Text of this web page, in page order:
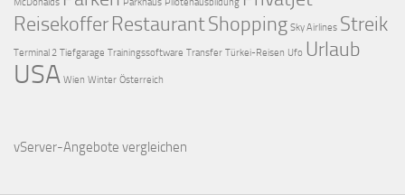
ReisekofferRestaurantShopping Sky Airlines Streik
Terminal 2 Tiefgarage Trainingssoftware Transfer Türkei-Reisen Ufo Urlaub
USA Wien Winter Österreich
vServer-Angebote vergleichen